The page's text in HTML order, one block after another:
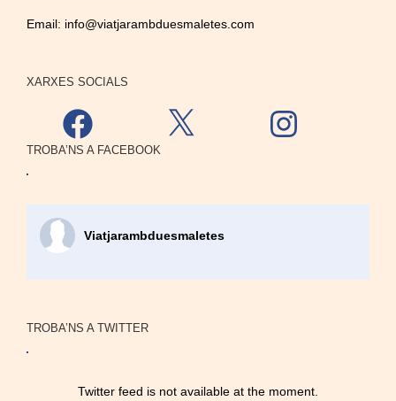
Email: info@viatjarambduesmaletes.com
XARXES SOCIALS
Facebook
TROBA’NS A FACEBOOK
Viatjarambduesmaletes
TROBA’NS A TWITTER
Twitter feed is not available at the moment.